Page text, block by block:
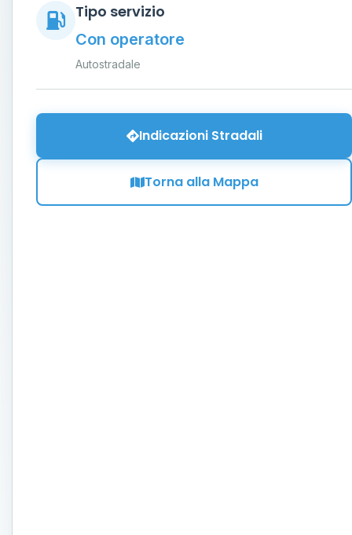
Tipo servizio
Con operatore
Autostradale
Indicazioni Stradali
Torna alla Mappa